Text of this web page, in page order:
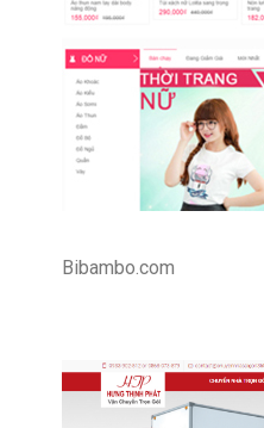
Bibambo.com